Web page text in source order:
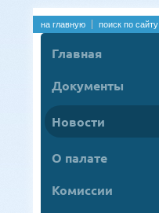
на главную поиск по сайту
Главная
Документы
Новости
О палате
Комиссии